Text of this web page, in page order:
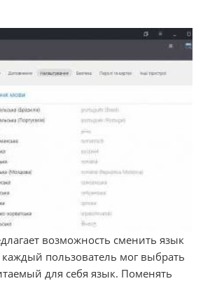
возможность сменить язык
пользователь мог выбрать
для себя язык. Поменять